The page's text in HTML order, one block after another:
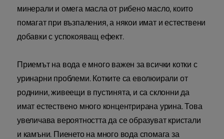
минерали и омега масла от рибено масло, които
помагат при възпаления, а някои имат и естествени
добавки с успокояващ ефект.
Приемът на вода е много важен за всички котки с
уринарни проблеми. Котките са еволюирали от
роднини, живеещи в пустинята, и са склонни да
имат естествено много концентрирана урина. Това
увеличава вероятността да се образуват кристали
и камъни. Пиенето на много вода спомага за